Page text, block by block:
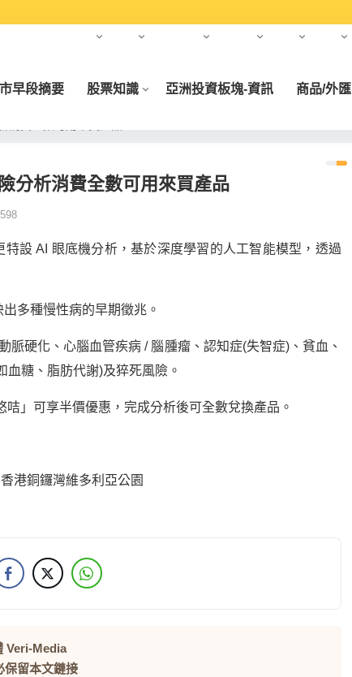
早段摘要 股票知識 亞洲投資板塊-資訊 商品/外匯
分析消費全數可用來買產品
598
特設 AI
眼底機分析，基於深度學習的人工智能模型，透過
多種慢性病的早期徵兆。
脈硬化、心腦血管疾病 / 腦腫瘤、認知症(失智症)、貧血、
血糖、脂肪代謝)及猝死風險。
咭」可享半價優惠，完成分析後可全數兌換產品。
香港銅鑼灣維多利亞公園
Veri-Media
保留本文鏈接